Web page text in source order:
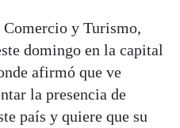
y Turismo,
domingo en la capital
afirmó que ve
la presencia de
país y quiere que su